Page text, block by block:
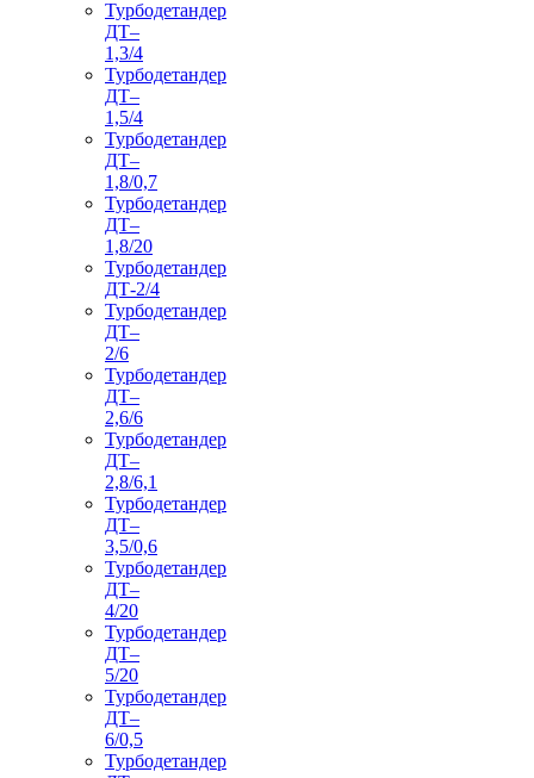
Турбодетандер
ДТ–
1,3/4
Турбодетандер
ДТ–
1,5/4
Турбодетандер
ДТ–
1,8/0,7
Турбодетандер
ДТ–
1,8/20
Турбодетандер
ДТ-2/4
Турбодетандер
ДТ–
2/6
Турбодетандер
ДТ–
2,6/6
Турбодетандер
ДТ–
2,8/6,1
Турбодетандер
ДТ–
3,5/0,6
Турбодетандер
ДТ–
4/20
Турбодетандер
ДТ–
5/20
Турбодетандер
ДТ–
6/0,5
Турбодетандер